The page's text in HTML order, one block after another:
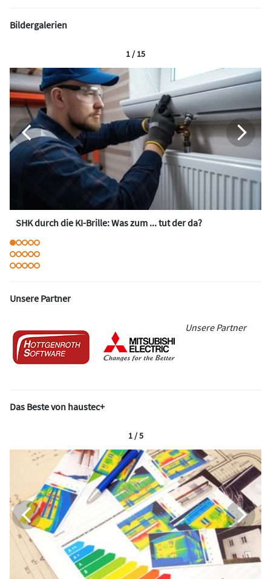
Bildergalerien
SHK durch die KI-Brille: Was zum ... tut der da?
1 / 15
Unsere Partner
Unsere Partner
Das Beste von haustec+
1 / 5